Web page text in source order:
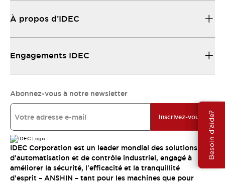
Besoin d'aide?
À propos d’IDEC
Engagements IDEC
Abonnez-vous à notre newsletter
Inscrivez-vous
IDEC Corporation est un leader mondial des solutions
d'automatisation et de contrôle industriel, engagé à
améliorer la sécurité, l'efficacité et la tranquillité
d'esprit – ANSHIN – tant pour les machines que pour